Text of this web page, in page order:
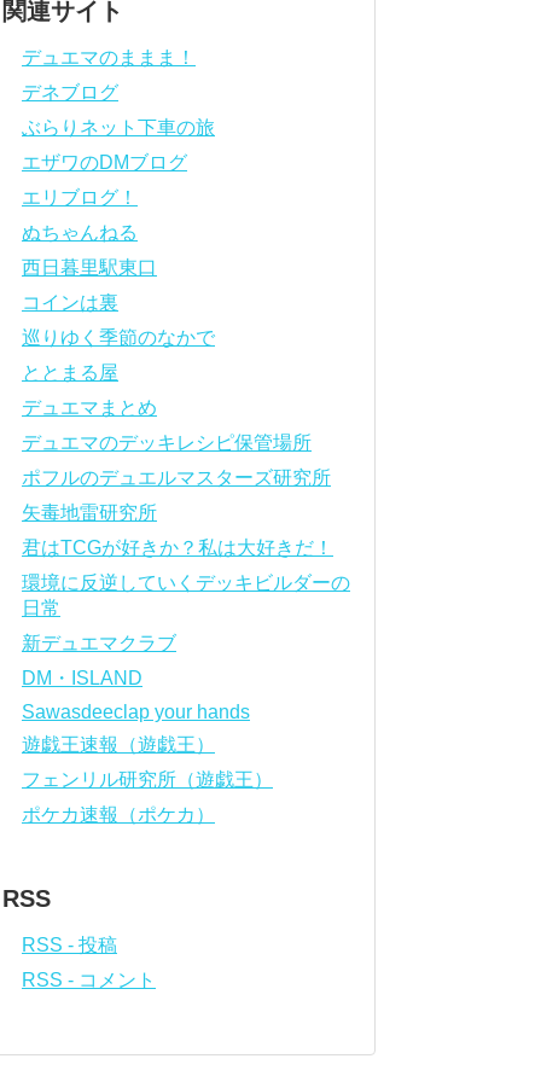
関連サイト
デュエマのままま！
デネブログ
ぶらりネット下車の旅
エザワのDMブログ
エリブログ！
ぬちゃんねる
西日暮里駅東口
コインは裏
巡りゆく季節のなかで
ととまる屋
デュエマまとめ
デュエマのデッキレシピ保管場所
ポフルのデュエルマスターズ研究所
矢毒地雷研究所
君はTCGが好きか？私は大好きだ！
環境に反逆していくデッキビルダーの
日常
新デュエマクラブ
DM・ISLAND
Sawasdeeclap your hands
遊戯王速報（遊戯王）
フェンリル研究所（遊戯王）
ポケカ速報（ポケカ）
RSS
RSS - 投稿
RSS - コメント